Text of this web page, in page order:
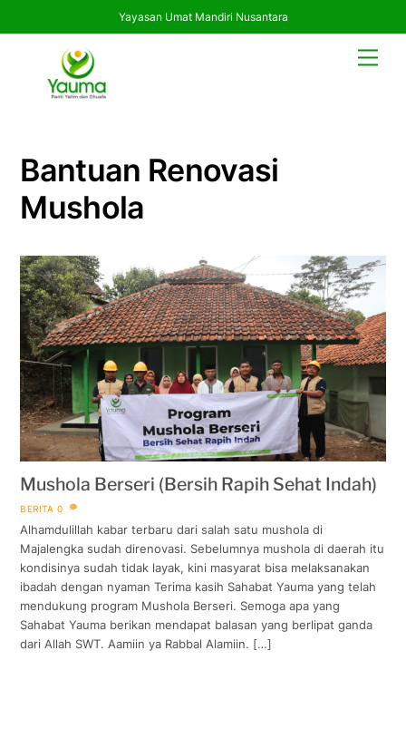
Yayasan Umat Mandiri Nusantara
Bantuan Renovasi
Mushola
Mushola Berseri (Bersih Rapih Sehat Indah)
BERITA 0
Alhamdulillah kabar terbaru dari salah satu mushola di
Majalengka sudah direnovasi. Sebelumnya mushola di daerah itu
kondisinya sudah tidak layak, kini masyarat bisa melaksanakan
ibadah dengan nyaman Terima kasih Sahabat Yauma yang telah
mendukung program Mushola Berseri. Semoga apa yang
Sahabat Yauma berikan mendapat balasan yang berlipat ganda
dari Allah SWT. Aamiin ya Rabbal Alamiin. […]